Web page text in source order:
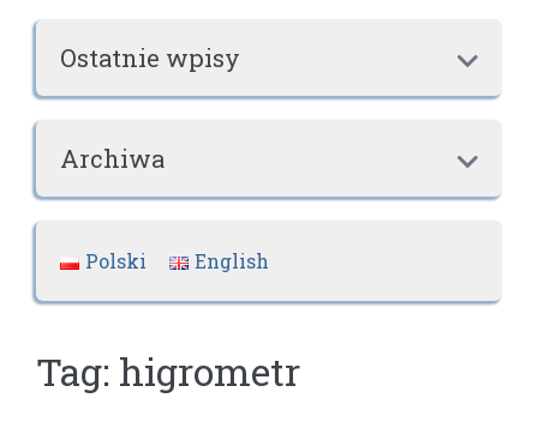

Ostatnie wpisy

Archiwa
Polski English
Tag: higrometr